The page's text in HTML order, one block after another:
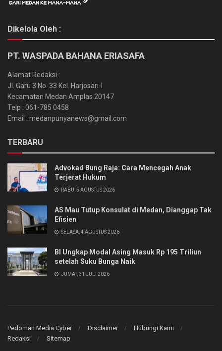
Dikelola Oleh :
PT. WASPADA BAHANA ERIASAFA
Alamat Redaksi :
Jl. Garu 3 No. 33 Kel. Harjosari-I
Kecamatan Medan Amplas 20147
Telp : 061-785 0458
Email : medanpunyanews@gmail.com
TERBARU
Advokad Bung Raja: Cara Mencegah Anak
Terjerat Hukum
RABU, 5 AGUSTUS 2026
AS Mau Tutup Konsulat di Medan, Dianggap Tak
Efisien
SELASA, 4 AGUSTUS 2026
BI Ungkap Modal Asing Masuk Rp 195 Triliun
setelah Suku Bunga Naik
JUMAT, 31 JULI 2026
Pedoman Media Cyber Disclaimer
Hubungi Kami
Redaksi
Sitemap